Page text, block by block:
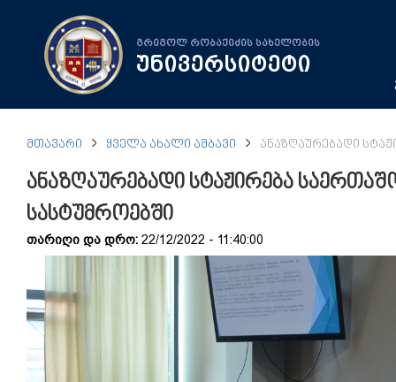
გრიგოლ რობაქიძის სახელობის
უნივერსიტეტი
ᲛᲗᲐᲕᲐᲠᲘ ᲧᲕᲔᲚᲐ ᲐᲮᲐᲚᲘ ᲐᲛᲑᲐᲕᲘ ᲐᲜᲐᲖᲦᲐᲣᲠᲔᲑᲐᲓᲘ
ანაზღაურებადი სტაჟირება
სასტუმროებში
თარიღი და დრო: 22/12/2022 - 11:40:00